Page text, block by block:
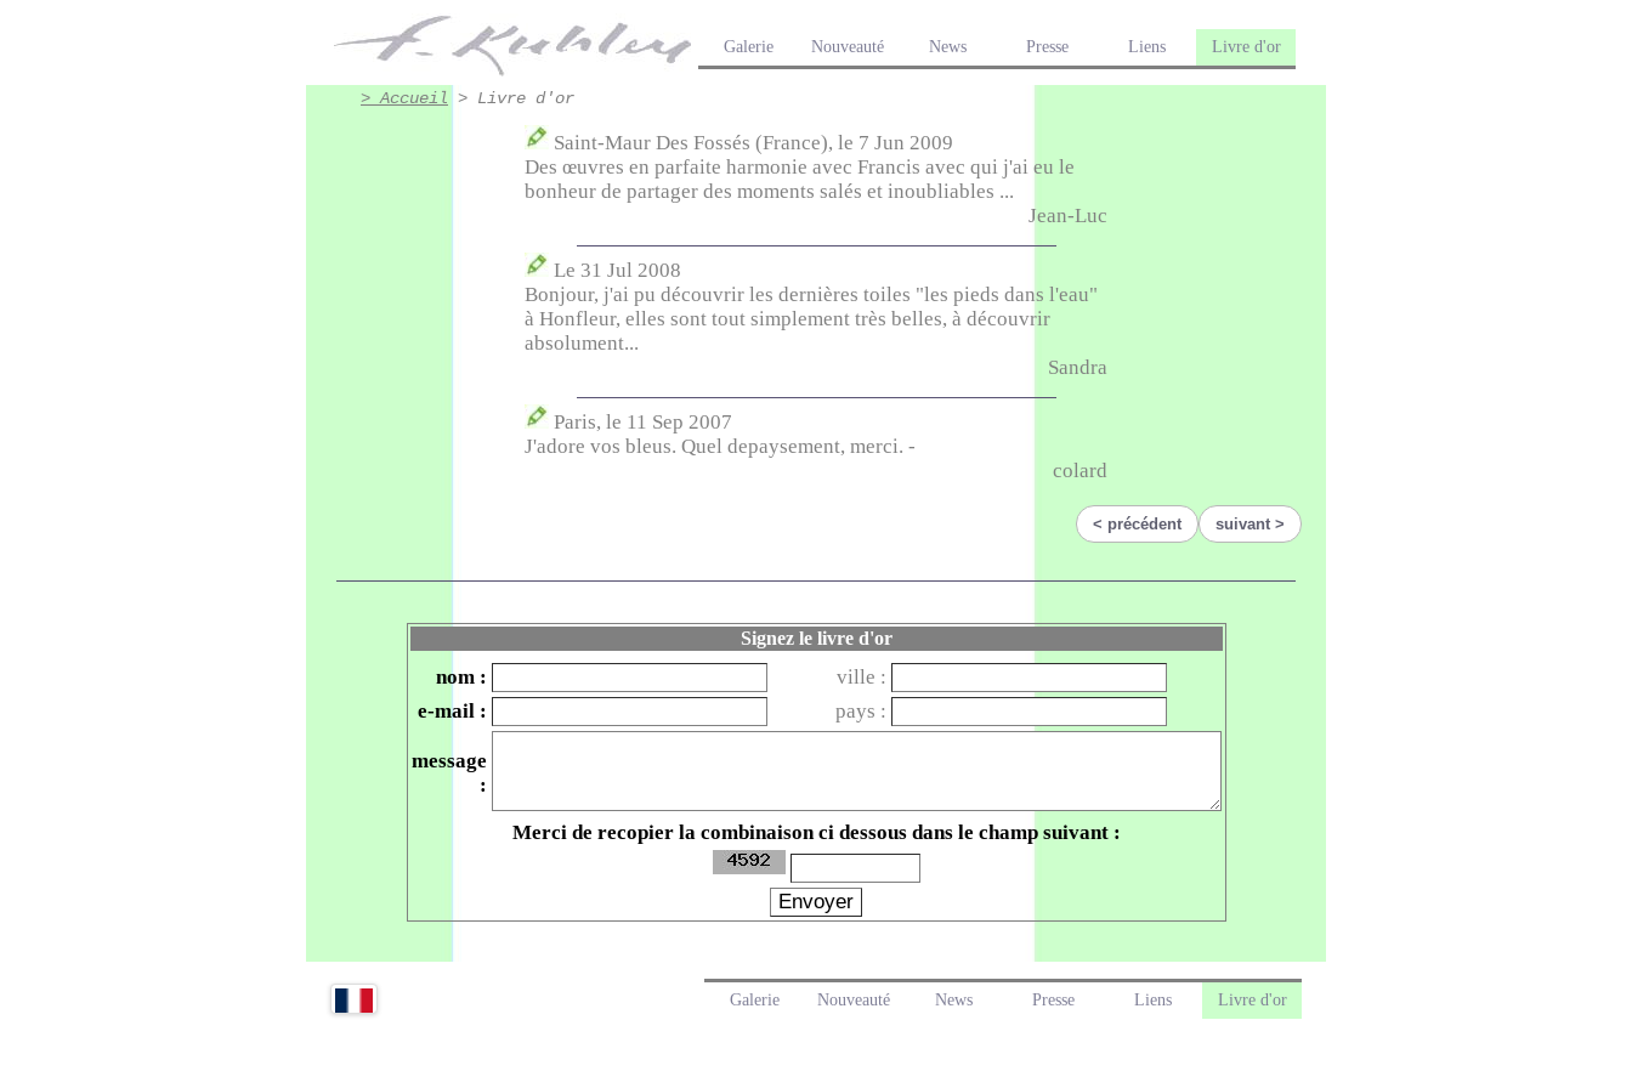
Galerie Nouveauté News Presse Liens Livre d'or
Livre d or de Francis Kuhlen, artiste peintre Honfleur> Accueil > Livre d'or
Saint-Maur Des Fossés (France), le 7 Jun 2009
Des œuvres en parfaite harmonie avec Francis avec qui j'ai eu le
bonheur de partager des moments salés et inoubliables ...
Jean-Luc
Le 31 Jul 2008
Bonjour, j'ai pu découvrir les dernières toiles "les pieds dans l'eau"
à Honfleur, elles sont tout simplement très belles, à découvrir
absolument...
Sandra
Paris, le 11 Sep 2007
J'adore vos bleus. Quel depaysement, merci. -
colard
précédent suivant
Signez le livre d'or
nom :
ville :
e-mail :
pays :
message
:
Merci de recopier la combinaison ci dessous dans le champ suivant :
Galerie Nouveauté News Presse Liens Livre d'or